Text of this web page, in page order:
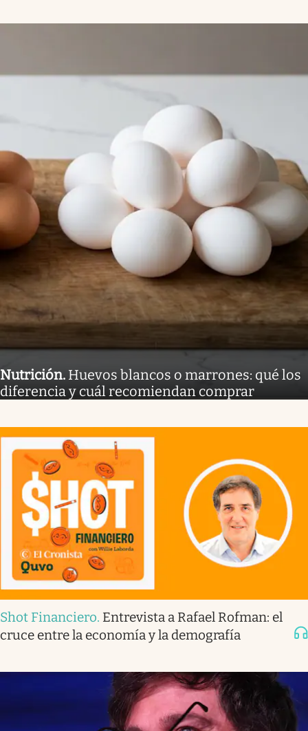
Nutrición. Huevos blancos o marrones: qué los
diferencia y cuál recomiendan comprar
Shot Financiero. Entrevista a Rafael Rofman: el
cruce entre la economía y la demografía